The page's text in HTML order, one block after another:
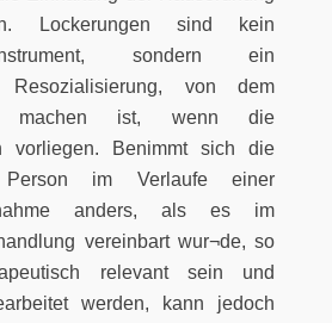
Lockerungen sind kein
sondern ein
Resozialisierung, von dem
machen ist, wenn die
vorliegen. Benimmt sich die
Person im Verlaufe einer
anders, als es im
vereinbart wur¬de, so
relevant sein und
werden, kann jedoch